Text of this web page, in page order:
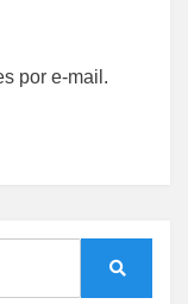
por e-mail.